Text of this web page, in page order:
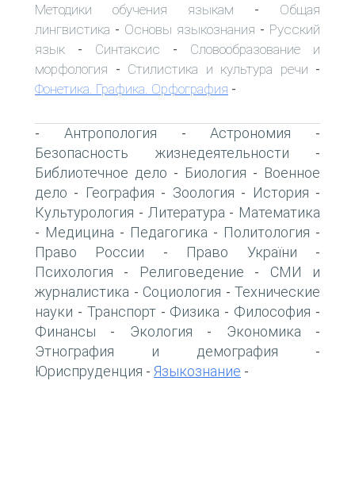
Методики обучения языкам - Общая
лингвистика - Основы языкознания - Русский
язык - Синтаксис - Словообразование и
морфология - Стилистика и культура речи -
Фонетика. Графика. Орфография -
- Антропология -Астрономия -
Безопасность жизнедеятельности -
Библиотечное дело - Биология - Военное
дело - География - Зоология - История -
Культурология - Литература - Математика
- Медицина - Педагогика - Политология -
Право России - Право України -
Психология - Религоведение - СМИ и
журналистика - Социология - Технические
науки - Транспорт- Физика - Философия -
Финансы - Экология - Экономика -
Этнография и демография -
Юриспруденция - Языкознание -